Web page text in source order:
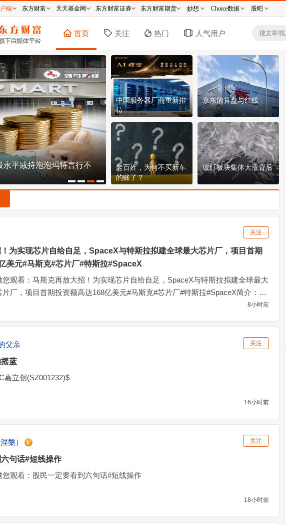
首页 关注 热门 人气用户
永平减持泡泡玛特言行不
150.8元！宇树科技发行价定了，609亿市值贵
不贵？
中国服务器厂商重新排
位
京东的算盘与红线
老百姓，为何不买新车
的账了？
玻纤板块集体大涨背后
关注
为实现芯片自给自足，SpaceX与特斯拉拟建全球最大芯片厂，项目首期
美元#马斯克#芯片厂#特斯拉#SpaceX
您观看：马斯克再放大招！为实现芯片自给自足，SpaceX与特斯拉拟建全球最大
片厂，项目首期投资额高达168亿美元#马斯克#芯片厂#特斯拉#SpaceX简介：马
克再放大招！为实现芯片自给自足，SpaceX与特斯拉拟建全球最大芯片厂，项目
8小时前
关注
父亲
蓝
嘉立创(SZ001232)$
16小时前
关注
槃）
句话#短线操作
您观看：股民一定要看到六句话#短线操作
18小时前
端 东方财富 天天基金网 东方财富证券 东方财富期货 妙想 Choice数据 股吧